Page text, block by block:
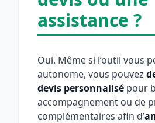
assistance ?
Oui. Même si l’outil vous
autonome, vous pouvez
devis personnalisé pour
accompagnement ou de
complémentaires afin d’